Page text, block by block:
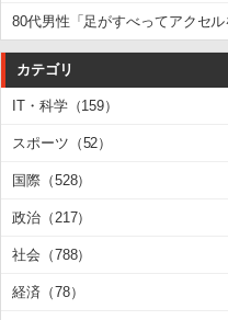
80代男性「足がすべってアクセ
カテゴリ
IT・科学（159）
スポーツ（52）
国際（528）
政治（217）
社会（788）
経済（78）